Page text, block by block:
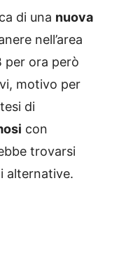
di una nuova
nell’area
per ora però
motivo per
di
con
trovarsi
alternative.